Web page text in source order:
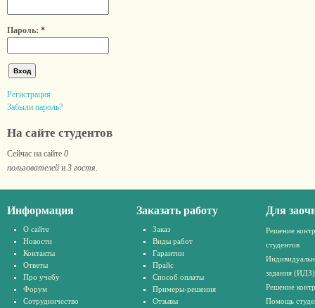
Пароль: *
Регистрация
Забыли пароль?
На сайте студентов
Сейчас на сайте 0
пользователей и 3 гостя
Информация
О сайте
Новости
Контакты
Ответы
Про учебу
Форум
Сотрудничество
Заказать работу
Заказ
Виды работ
Гарантии
Прайс
Способ оплаты
Примеры-решения
Отзывы
Для
Решение
студентов
задания (ИДЗ)
Решение
Помощь